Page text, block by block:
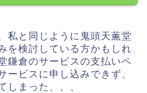
私と同じように鬼頭天薫堂
を検討している方かもしれ
鎌倉のサービスの支払いペ
ービスに申し込みできず、
しまった、、、